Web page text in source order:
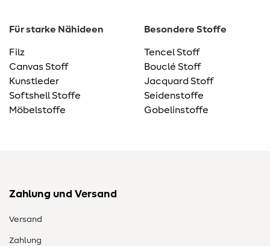
Für starke Nähideen
Filz
Canvas Stoff
Kunstleder
Softshell Stoffe
Möbelstoffe
Besondere Stoffe
Tencel Stoff
Bouclé Stoff
Jacquard Stoff
Seidenstoffe
Gobelinstoffe
Zahlung und Versand
Versand
Zahlung